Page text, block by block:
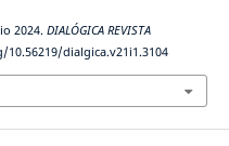
2024. DIALÓGICA REVISTA
dialgica.v21i1.3104